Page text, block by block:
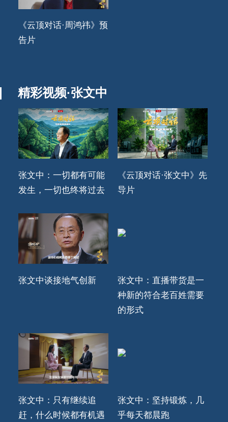
《云顶对话·周鸿祎》预
告片
精彩视频·张文中
张文中：一切都有可能
发生，一切也终将过去
《云顶对话·张文中》先
导片
张文中谈接地气创新
张文中：直播带货是一
种新的符合老百姓需要
的形式
张文中：只有继续追
赶，什么时候都有机遇
张文中：坚持锻炼，几
乎每天都晨跑